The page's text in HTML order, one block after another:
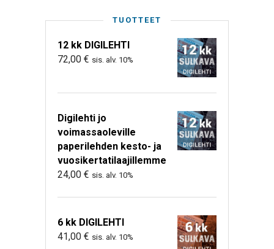
TUOTTEET
12 kk DIGILEHTI
72,00 € sis. alv. 10%
Digilehti jo
voimassaoleville
paperilehden kesto- ja
vuosikertatilaajillemme
24,00 € sis. alv. 10%
6 kk DIGILEHTI
41,00 € sis. alv. 10%